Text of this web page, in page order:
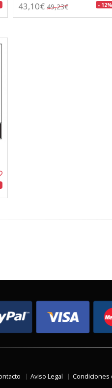
43,10€ 49,23€ - 12%
Aviso Legal Condiciones